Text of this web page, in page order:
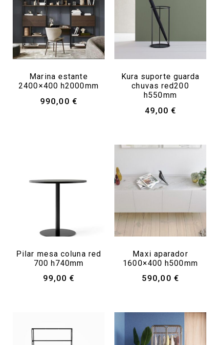
Marina estante
2400×400 h2000mm
990,00 €
Kura suporte guarda
chuvas red200
h550mm
49,00€
Pilar mesa coluna red
700 h740mm
99,00€
Maxi aparador
1600×400 h500mm
590,00 €